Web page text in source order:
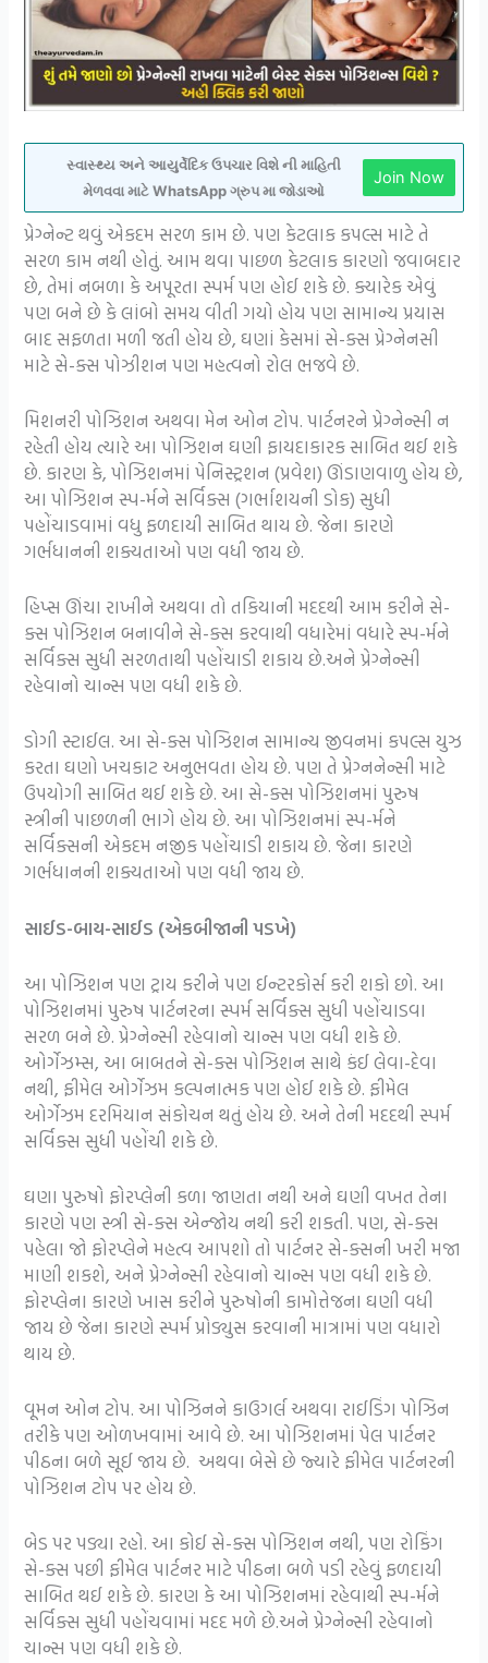
સ્વાસ્થ્ય અને આયુર્વેદિક ઉપચાર વિશે ની માહિતી
મેળવવા માટે WhatsApp ગ્રુપ મા જોડાઓ
Join Now
પ્રેગ્નેન્ટ થવું એકદમ સરળ કામ છે. પણ કેટલાક કપલ્સ માટે તે
સરળ કામ નથી હોતું. આમ થવા પાછળ કેટલાક કારણો જવાબદાર
છે, તેમાં નબળા કે અપૂરતા સ્પર્મ પણ હોઈ શકે છે. ક્યારેક એવું
પણ બને છે કે લાંબો સમય વીતી ગયો હોય પણ સામાન્ય પ્રયાસ
બાદ સફળતા મળી જતી હોય છે, ઘણાં કેસમાં સે-ક્સ પ્રેગ્નેનસી
માટે સે-ક્સ પોઝીશન પણ મહત્વનો રોલ ભજવે છે.
મિશનરી પોઝિશન અથવા મેન ઓન ટોપ. પાર્ટનરને પ્રેગ્નેન્સી ન
રહેતી હોય ત્યારે આ પોઝિશન ઘણી ફાયદાકારક સાબિત થઈ શકે
છે. કારણ કે, પોઝિશનમાં પેનિસ્ટ્રશન (પ્રવેશ) ઊંડાણવાળુ હોય છે,
આ પોઝિશન સ્પ-ર્મને સર્વિક્સ (ગર્ભાશયની ડોક) સુધી
પહોંચાડવામાં વધુ ફળદાયી સાબિત થાય છે. જેના કારણે
ગર્ભધાનની શક્યતાઓ પણ વધી જાય છે.
હિપ્સ ઊંચા રાખીને અથવા તો તકિયાની મદદથી આમ કરીને સે-
ક્સ પોઝિશન બનાવીને સે-ક્સ કરવાથી વધારેમાં વધારે સ્પ-ર્મને
સર્વિક્સ સુધી સરળતાથી પહોંચાડી શકાય છે.અને પ્રેગ્નેન્સી
રહેવાનો ચાન્સ પણ વધી શકે છે.
ડોગી સ્ટાઈલ. આ સે-ક્સ પોઝિશન સામાન્ય જીવનમાં કપલ્સ યુઝ
કરતા ઘણો ખચકાટ અનુભવતા હોય છે. પણ તે પ્રેગ્નનેન્સી માટે
ઉપયોગી સાબિત થઈ શકે છે. આ સે-ક્સ પોઝિશનમાં પુરુષ
સ્ત્રીની પાછળની ભાગે હોય છે. આ પોઝિશનમાં સ્પ-ર્મને
સર્વિક્સની એકદમ નજીક પહોંચાડી શકાય છે. જેના કારણે
ગર્ભધાનની શક્યતાઓ પણ વધી જાય છે.
સાઈડ-બાય-સાઈડ (એકબીજાની પડખે)
આ પોઝિશન પણ ટ્રાય કરીને પણ ઈન્ટરકોર્સ કરી શકો છો. આ
પોઝિશનમાં પુરુષ પાર્ટનરના સ્પર્મ સર્વિક્સ સુધી પહોંચાડવા
સરળ બને છે. પ્રેગ્નેન્સી રહેવાનો ચાન્સ પણ વધી શકે છે.
ઓર્ગેઝમ્સ, આ બાબતને સે-ક્સ પોઝિશન સાથે કંઈ લેવા-દેવા
નથી, ફીમેલ ઓર્ગેઝમ કલ્પનાત્મક પણ હોઈ શકે છે. ફીમેલ
ઓર્ગેઝમ દરમિયાન સંકોચન થતું હોય છે. અને તેની મદદથી સ્પર્મ
સર્વિક્સ સુધી પહોંચી શકે છે.
ઘણા પુરુષો ફોરપ્લેની કળા જાણતા નથી અને ઘણી વખત તેના
કારણે પણ સ્ત્રી સે-ક્સ એન્જોય નથી કરી શકતી. પણ, સે-ક્સ
પહેલા જો ફોરપ્લેને મહત્વ આપશો તો પાર્ટનર સે-ક્સની ખરી મજા
માણી શકશે, અને પ્રેગ્નેન્સી રહેવાનો ચાન્સ પણ વધી શકે છે.
ફોરપ્લેના કારણે ખાસ કરીને પુરુષોની કામોત્તેજના ઘણી વધી
જાય છે જેના કારણે સ્પર્મ પ્રોડ્યુસ કરવાની માત્રામાં પણ વધારો
થાય છે.
વૂમન ઓન ટોપ. આ પોઝિનને કાઉગર્લ અથવા રાઈડિંગ પોઝિન
તરીકે પણ ઓળખવામાં આવે છે. આ પોઝિશનમાં પેલ પાર્ટનર
પીઠના બળે સૂઈ જાય છે. અથવા બેસે છે જ્યારે ફીમેલ પાર્ટનરની
પોઝિશન ટોપ પર હોય છે.
બેડ પર પડ્યા રહો. આ કોઈ સે-ક્સ પોઝિશન નથી, પણ રોકિંગ
સે-ક્સ પછી ફીમેલ પાર્ટનર માટે પીઠના બળે પડી રહેવું ફળદાયી
સાબિત થઈ શકે છે. કારણ કે આ પોઝિશનમાં રહેવાથી સ્પ-ર્મને
સર્વિક્સ સુધી પહોંચવામાં મદદ મળે છે.અને પ્રેગ્નેન્સી રહેવાનો
ચાન્સ પણ વધી શકે છે.